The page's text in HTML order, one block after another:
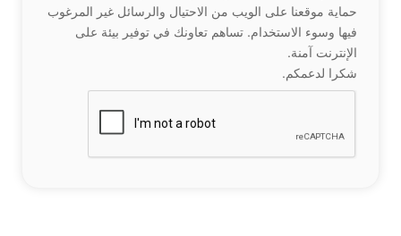
حماية موقعنا على الويب من الاحتيال والرسائل غير المرغوب
فيها وسوء الاستخدام. تساهم تعاونك في توفير بيئة على
الإنترنت آمنة.
شكرا لدعمكم.